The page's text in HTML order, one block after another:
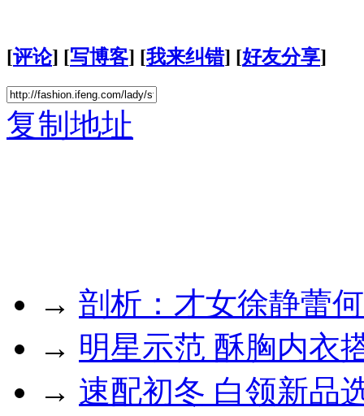
[评论] [写博客] [我来纠错] [好友分享]
复制地址
→ 剖析：才女徐静蕾
→ 明星示范 酥胸内衣
→ 速配初冬 白领新品